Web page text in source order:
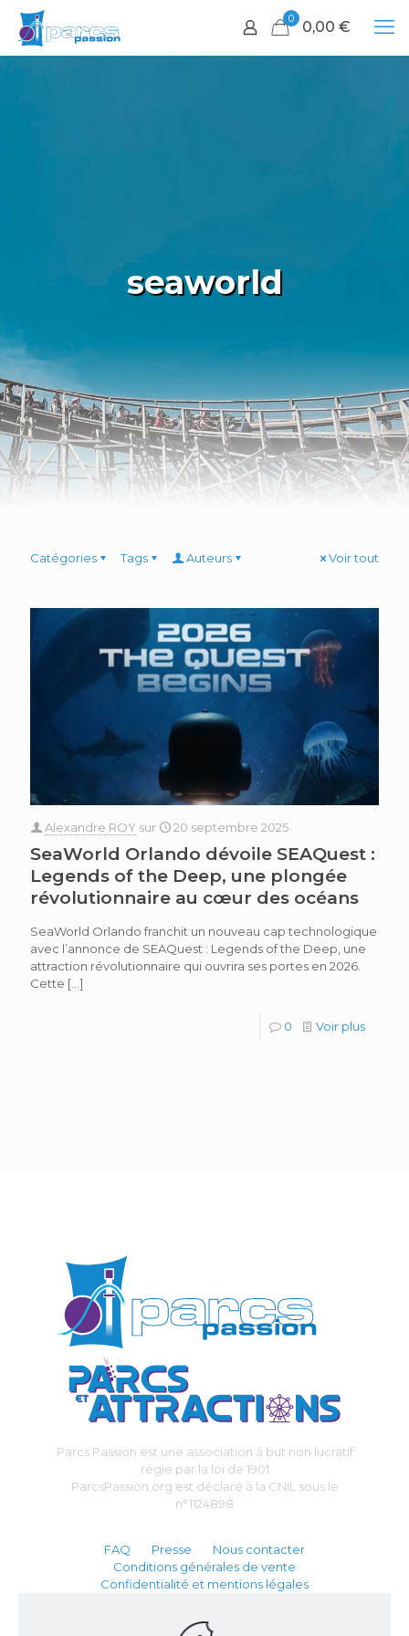
0 0,00 €
seaworld
Catégories Tags Auteurs Voir tout
Alexandre ROY sur 20 septembre 2025
SeaWorld Orlando dévoile SEAQuest :
Legends of the Deep, une plongée
révolutionnaire au cœur des océans
SeaWorld Orlando franchit un nouveau cap technologique
avec l’annonce de SEAQuest : Legends of the Deep, une
attraction révolutionnaire qui ouvrira ses portes en 2026.
Cette […]
0 Voir plus
Parcs Passion est une association à but non lucratif
régie par la loi de 1901
ParcsPassion.org est déclaré à la CNIL sous le
n°1124898
FAQ Presse
Nous contacter
Conditions générales de vente
Confidentialité et mentions légales